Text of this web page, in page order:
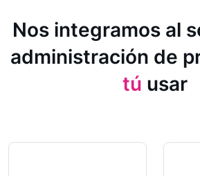
Nos integramos al
administración de
tú usar